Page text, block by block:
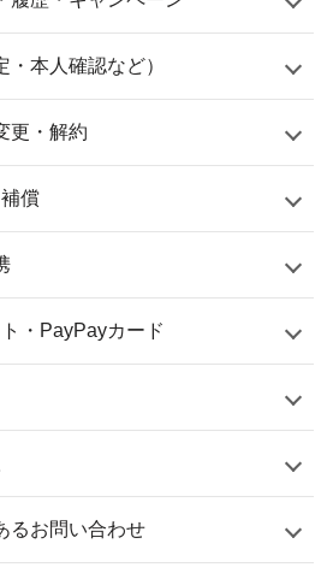
本人確認など）
更・解約
償
・PayPayカード
るお問い合わせ